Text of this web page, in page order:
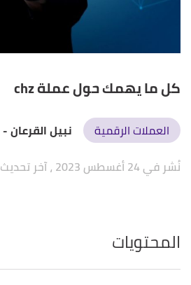
كل ما يهمك حول عملة chz
العملات الرقمية نبيل القرعان-
نُشر في 24 أغسطس 2023
، آخر تحديث 30 أغسطس 2023
المحتويات